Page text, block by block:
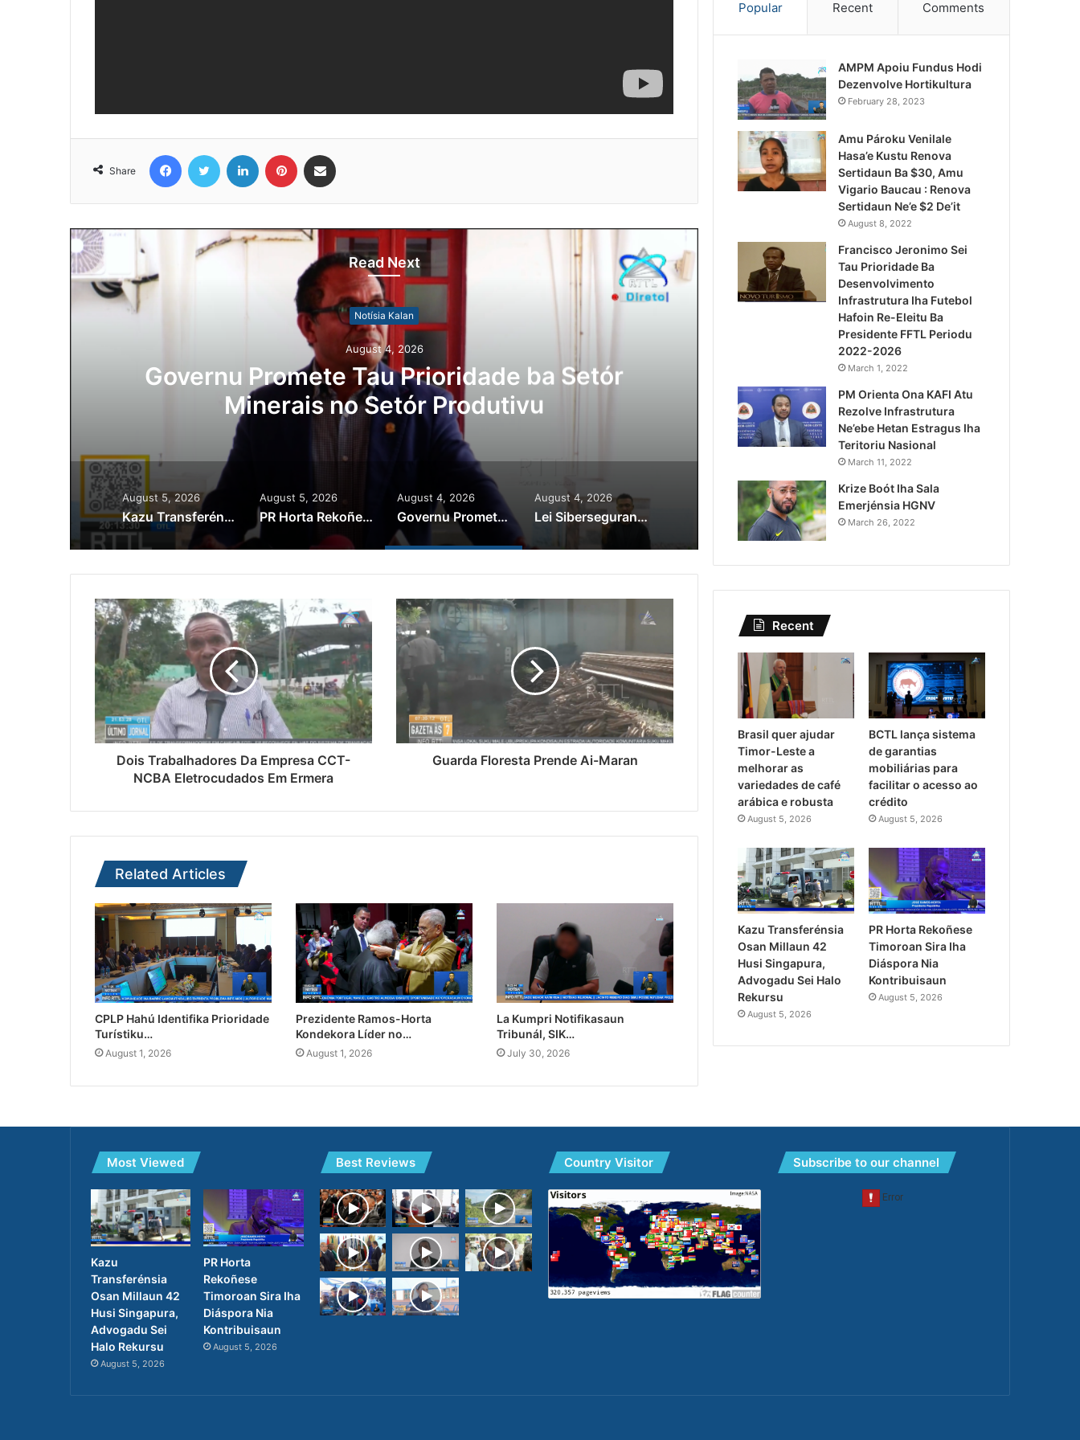
Share
Read Next
Notísia Kalan
August 4, 2026
Governu Promete Tau Prioridade ba Setór
Minerais no Setór Produtivu
Lei Siberseguransa Ajuda
Kaptura Autór Kriminozu
Estranjeiru
August 5, 2026
Kazu Transferénsia Osan Millaun 42 Husi Singapura, Advogadu Sei Halo Rekursu
August 5, 2026
PR Horta Rekoñese Timoroan Sira Iha Diáspora Nia Kontribuisaun
August 4, 2026
Governu Promete Tau Prioridade ba Setór Minerais no Setór Produtivu
August 4, 2026
Lei Siberseguransa Ajuda Autoridade Polisiál Kaptura Autór Kriminozu ho Paradeiru Iha Estranjeiru
Dois Trabalhadores Da Empresa CCT-
NCBA Eletrocudados Em Ermera
Guarda Floresta Prende Ai-Maran
Related Articles
CPLP Hahú Identifika Prioridade
Turístiku…
August 1, 2026
Prezidente Ramos-Horta
Kondekora Líder no…
August 1, 2026
La Kumpri Notifikasaun
Tribunál, SIK…
July 30, 2026
Popular Recent Comments
AMPM Apoiu Fundus Hodi
Dezenvolve Hortikultura
February 28, 2023
Amu Pároku Venilale
Hasa’e Kustu Renova
Sertidaun Ba $30, Amu
Vigario Baucau : Renova
Sertidaun Ne’e $2 De’it
August 8, 2022
Francisco Jeronimo Sei
Tau Prioridade Ba
Desenvolvimento
Infrastrutura Iha Futebol
Hafoin Re-Eleitu Ba
Presidente FFTL Periodu
2022-2026
March 1, 2022
PM Orienta Ona KAFI Atu
Rezolve Infrastrutura
Ne’ebe Hetan Estragus Iha
Teritoriu Nasional
March 11, 2022
Krize Boót Iha Sala
Emerjénsia HGNV
March 26, 2022
Recent
Brasil quer ajudar
Timor-Leste a
melhorar as
variedades de café
arábica e robusta
August 5, 2026
BCTL lança sistema
de garantias
mobiliárias para
facilitar o acesso ao
crédito
August 5, 2026
Kazu Transferénsia
Osan Millaun 42
Husi Singapura,
Advogadu Sei Halo
Rekursu
August 5, 2026
PR Horta Rekoñese
Timoroan Sira Iha
Diáspora Nia
Kontribuisaun
August 5, 2026
Most Viewed
Kazu
Transferénsia
Osan Millaun 42
Husi Singapura,
Advogadu Sei
Halo Rekursu
August 5, 2026
PR Horta
Rekoñese
Timoroan Sira Iha
Diáspora Nia
Kontribuisaun
August 5, 2026
Best Reviews Country Visitor Subscribe to our channel